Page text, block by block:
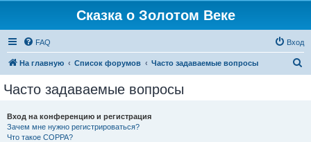
Сказка о Золотом Веке
FAQ Вход
На главную Список форумов Часто задаваемые вопросы
Часто задаваемые вопросы
Вход на конференцию и регистрация
Зачем мне нужно регистрироваться?
Что такое COPPA?